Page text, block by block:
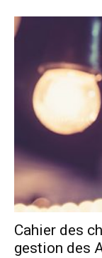
Cahier des
gestion des